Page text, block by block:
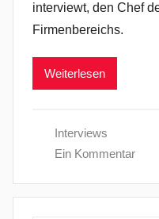
interviewt, den Chef
Firmenbereichs.
Weiterlesen
Interviews
Ein Kommentar